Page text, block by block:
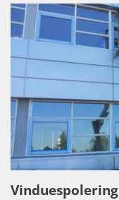
Vinduespolering